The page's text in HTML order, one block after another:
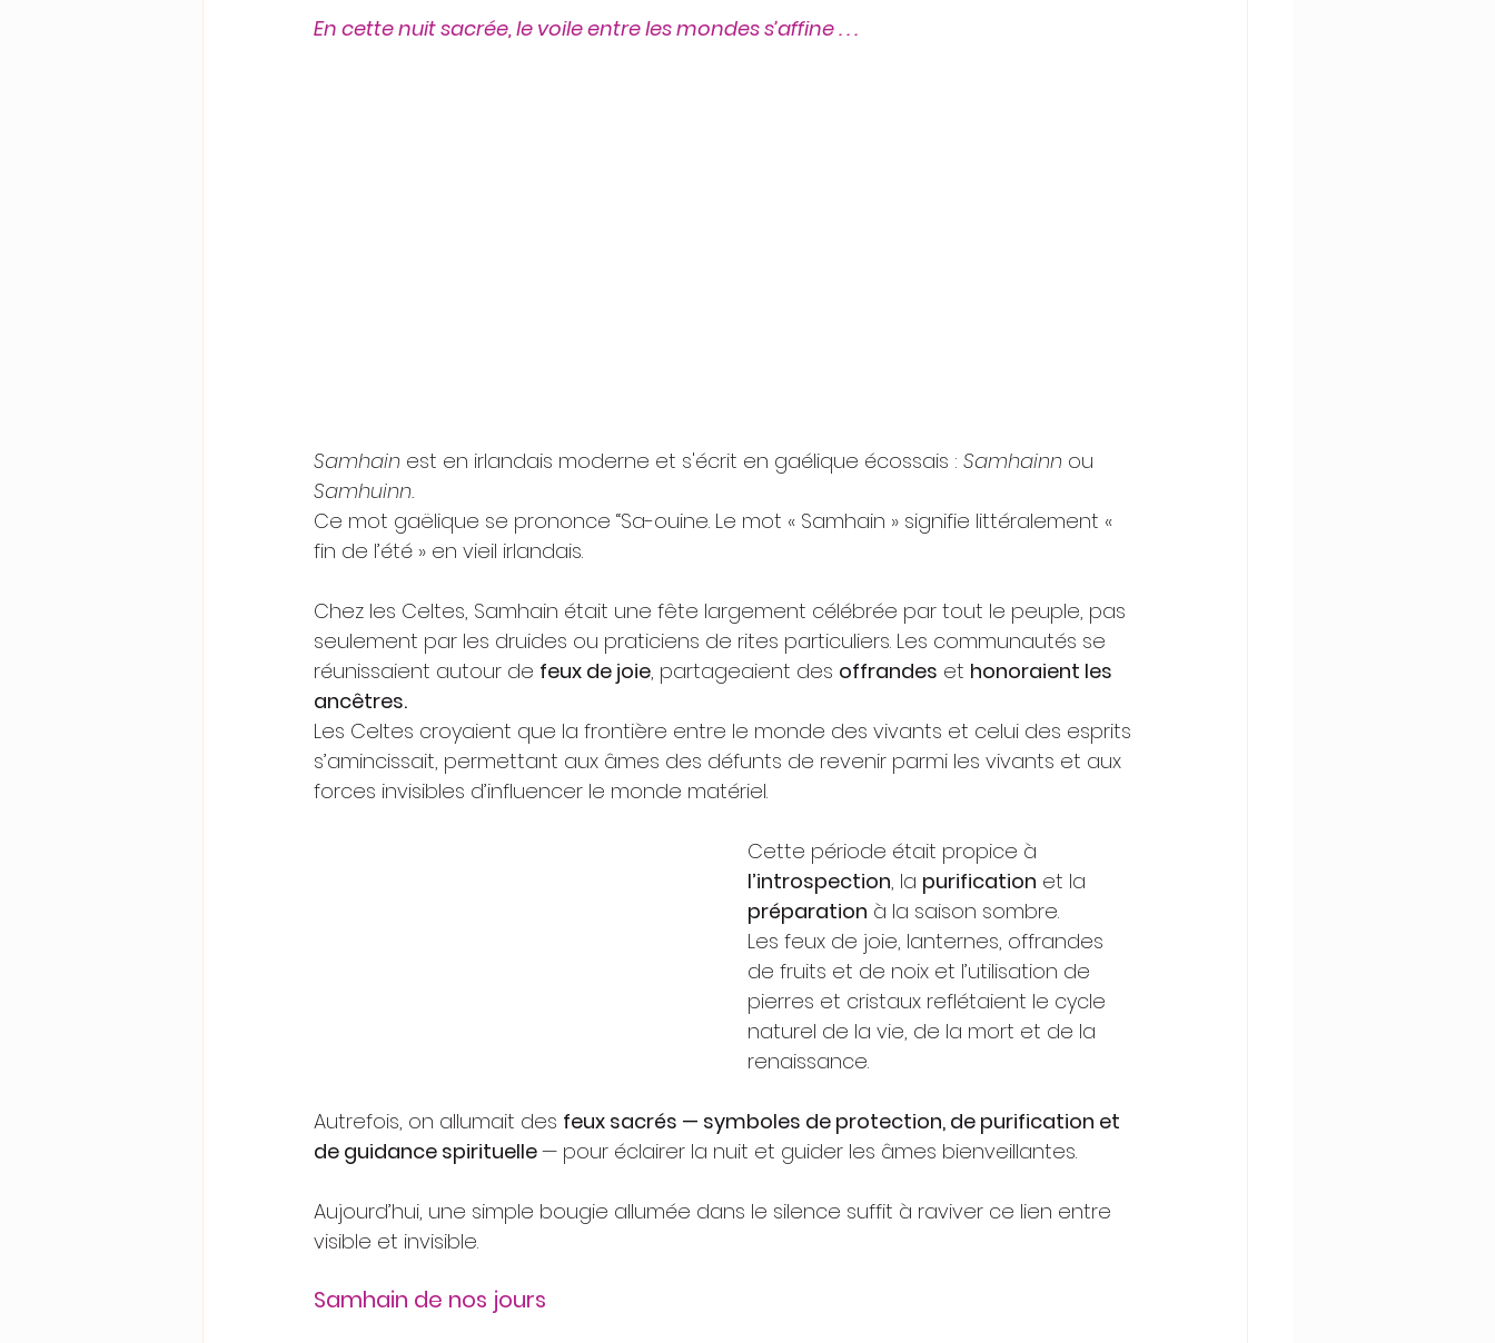
En cette nuit sacrée, le voile entre les mondes s’affine . . .
Samhain est en irlandais moderne et s'écrit en gaélique écossais : Samhainn ou
Samhuinn.
Ce mot gaëlique se prononce “Sa-ouine. Le mot « Samhain » signifie littéralement «
fin de l’été » en vieil irlandais.
Chez les Celtes, Samhain était une fête largement célébrée par tout le peuple, pas
seulement par les druides ou praticiens de rites particuliers. Les communautés se
réunissaient autour de feux de joie, partageaient des offrandes et honoraient les
ancêtres.
Les Celtes croyaient que la frontière entre le monde des vivants et celui des esprits
s’amincissait, permettant aux âmes des défunts de revenir parmi les vivants et aux
forces invisibles d’influencer le monde matériel.
Cette période était propice à
l’introspection, la purification et la
préparation à la saison sombre.
Les feux de joie, lanternes, offrandes
de fruits et de noix et l’utilisation de
pierres et cristaux reflétaient le cycle
naturel de la vie, de la mort et de la
renaissance.
Autrefois, on allumait des feux sacrés — symboles de protection, de purification et
de guidance spirituelle — pour éclairer la nuit et guider les âmes bienveillantes.
Aujourd’hui, une simple bougie allumée dans le silence suffit à raviver ce lien entre
visible et invisible.
Samhain de nos jours